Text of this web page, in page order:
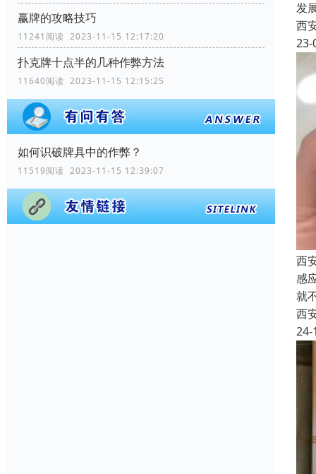
赢牌的攻略技巧
11241阅读 2023-11-15 12:17:20
扑克牌十点半的几种作弊方法
11640阅读 2023-11-15 12:15:25
如何识破牌具中的作弊？
11519阅读 2023-11-15 12:39:07
发
西
23-
西
感
就
西
24-